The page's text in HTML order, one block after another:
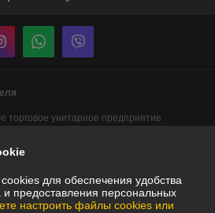
торговое унитарное предприятие
для обеспечения удобства
и предоставления персональных
настроить файлы cookies или